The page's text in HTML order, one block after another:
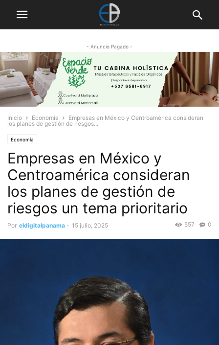
- Anuncio Pagado -
Inicio Economía
Empresas en México y Centroamérica consideran
los planes de gestión de riesgos...
Economía
Empresas en México y
Centroamérica consideran
los planes de gestión de
riesgos un tema prioritario
Por eldigitalpanama - 15 julio, 2025 0
557